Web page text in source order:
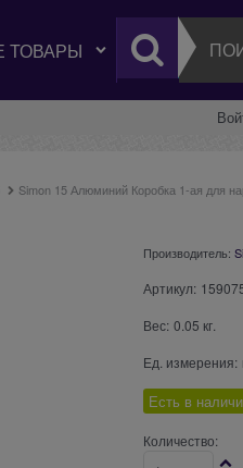
Simon 15 Алюминий Коробка 1-ая для
Производитель:
Артикул:
Вес: 0.05 кг.
Ед. измерения:
Есть в
Количество: